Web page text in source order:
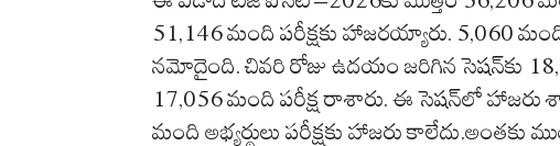
51,146 మంది పరీక్షకు హాజరయ్యారు. 5,060
నమోదైంది. చివరి రోజు ఉదయం జరిగిన సెషన్‌కు
17,056 మంది పరీక్ష రాశారు. ఈ సెషన్‌లో
మంది అభ్యర్థులు పరీక్షకు హాజరు